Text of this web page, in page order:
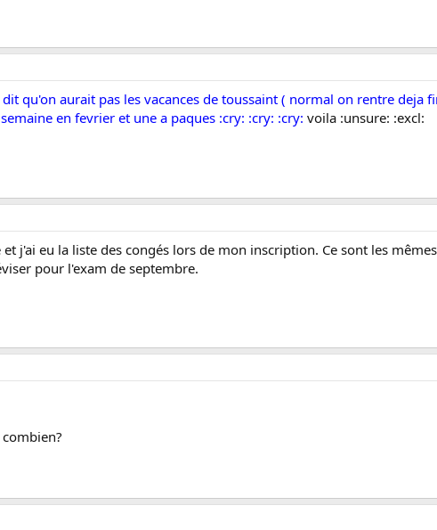
dit qu'on aurait pas les vacances de toussaint ( normal on rentre deja
en fevrier et une a paques :cry: :cry: :cry: voila :unsure: :excl:
et j'ai eu la liste des congés lors de mon inscription. Ce sont les
pour l'exam de septembre.